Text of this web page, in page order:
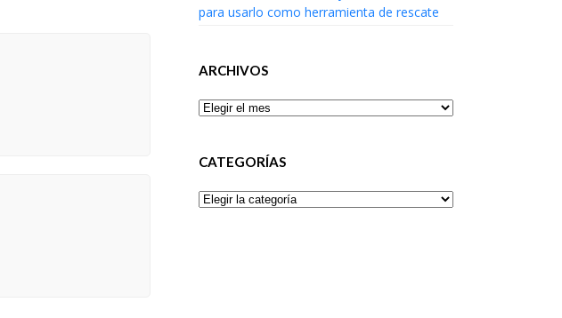
para usarlo como herramienta de rescate
ARCHIVOS
Archivos
CATEGORÍAS
Categorías